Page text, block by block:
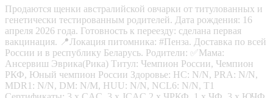
Продаются щенки австралийской овчарки от титулованных и
генетически тестированным родителей. Дата рождения: 16
апреля 2026 года. Готовность к переезду: сделана первая
вакцинация. 📍Локация питомника: #Пенза. Доставка по всей
России и в республику Беларусь. Родители: ✅Мама:
Ансервиш Эврика(Рика) Титул: Чемпион России, Чемпион
РКФ, Юный чемпион России Здоровье: HC: N/N, PRA: N/N,
MDR1: N/N, DM: N/M, HUU: N/N, NCL6: N/N, T1